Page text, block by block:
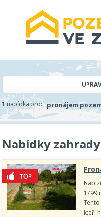
1 nabídka pro: pronájem
Nabídky
1799
kteří